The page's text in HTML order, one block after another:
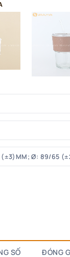
(±3)MM; Ø: 89/65
SỐ ĐÓNG